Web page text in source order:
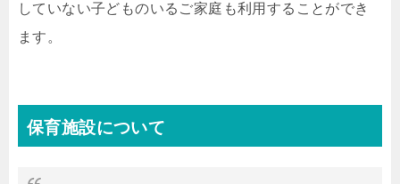
していない子どものいるご家庭も利用することができ
ます。
保育施設について